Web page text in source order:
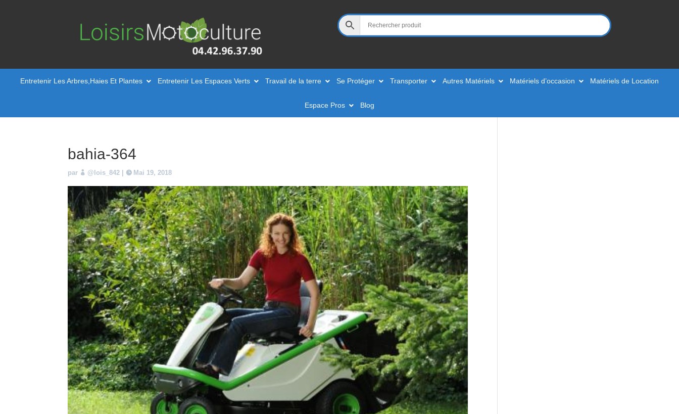
Entretenir Les Arbres,Haies Et Plantes Entretenir Les Espaces Verts Travail de la terre Se Protéger Transporter Autres Matériels Matériels d’occasion Matériels de Location
Espace Pros Blog
bahia-364
par @lois_842 Mai 19, 2018